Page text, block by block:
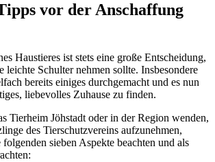
vor der Anschaffung
Haustieres ist stets eine große Entscheidung,
leichte Schulter nehmen sollte. Insbesondere
bereits einiges durchgemacht und es nun
liebevolles Zuhause zu finden.
Tierheim Jöhstadt oder in der Region wenden,
des Tierschutzvereins aufzunehmen,
sieben Aspekte beachten und als